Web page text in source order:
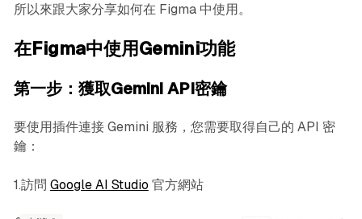
所以來跟大家分享如何在 Figma 中使用。
在Figma中使用Gemini功能
第一步：獲取Gemini API密鑰
要使用插件連接 Gemini 服務，您需要取得自己的 API 密
鑰：
1.訪問 Google AI Studio 官方網站